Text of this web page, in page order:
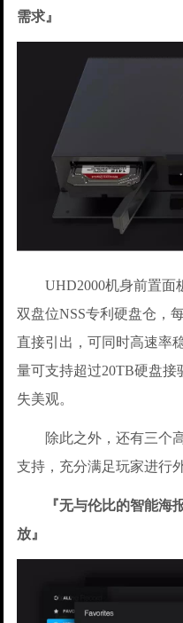
需求』
UHD2000机身前置面
双盘位NSS专利硬盘仓，
直接引出，可同时高速率
量可支持超过20TB硬盘
失美观。
除此之外，还有三个高
支持，充分满足玩家进行
『无与伦比的智能海
放』